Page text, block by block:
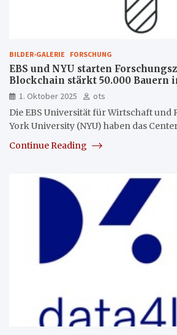
BILDER-GALERIE FORSCHUNG
EBS und NYU starten
Blockchain stärkt 50.000 Bauern
1. Oktober 2025
ots
Die EBS Universität für Wirtschaft und
York University (NYU) haben das
Continue Reading